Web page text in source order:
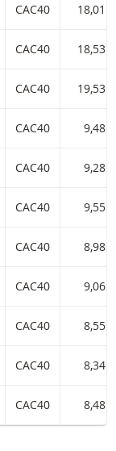
CAC40 18,01
CAC40 18,53
CAC40 19,53
CAC40 9,48
CAC40 9,28
CAC40 9,55
CAC40 8,98
CAC40 9,06
CAC40 8,55
CAC40 8,34
CAC40 8,48